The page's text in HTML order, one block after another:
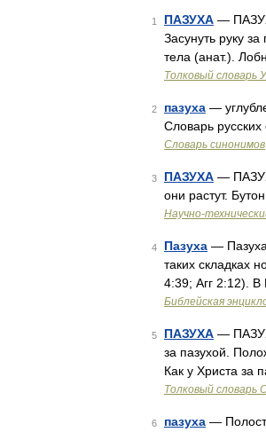
1 ПАЗУХА —
Засунуть руку
тела (анат.).
Толковый словарь
2 пазуха —
Словарь
Словарь синонимов
3 ПАЗУХА —
они растут.
Научно-
4 Пазуха —
таких складках
4:39; Агг 2:12). В
Библейская
5 ПАЗУХА —
за пазухой.
Как у Христа за
Толковый словарь
6 пазуха —